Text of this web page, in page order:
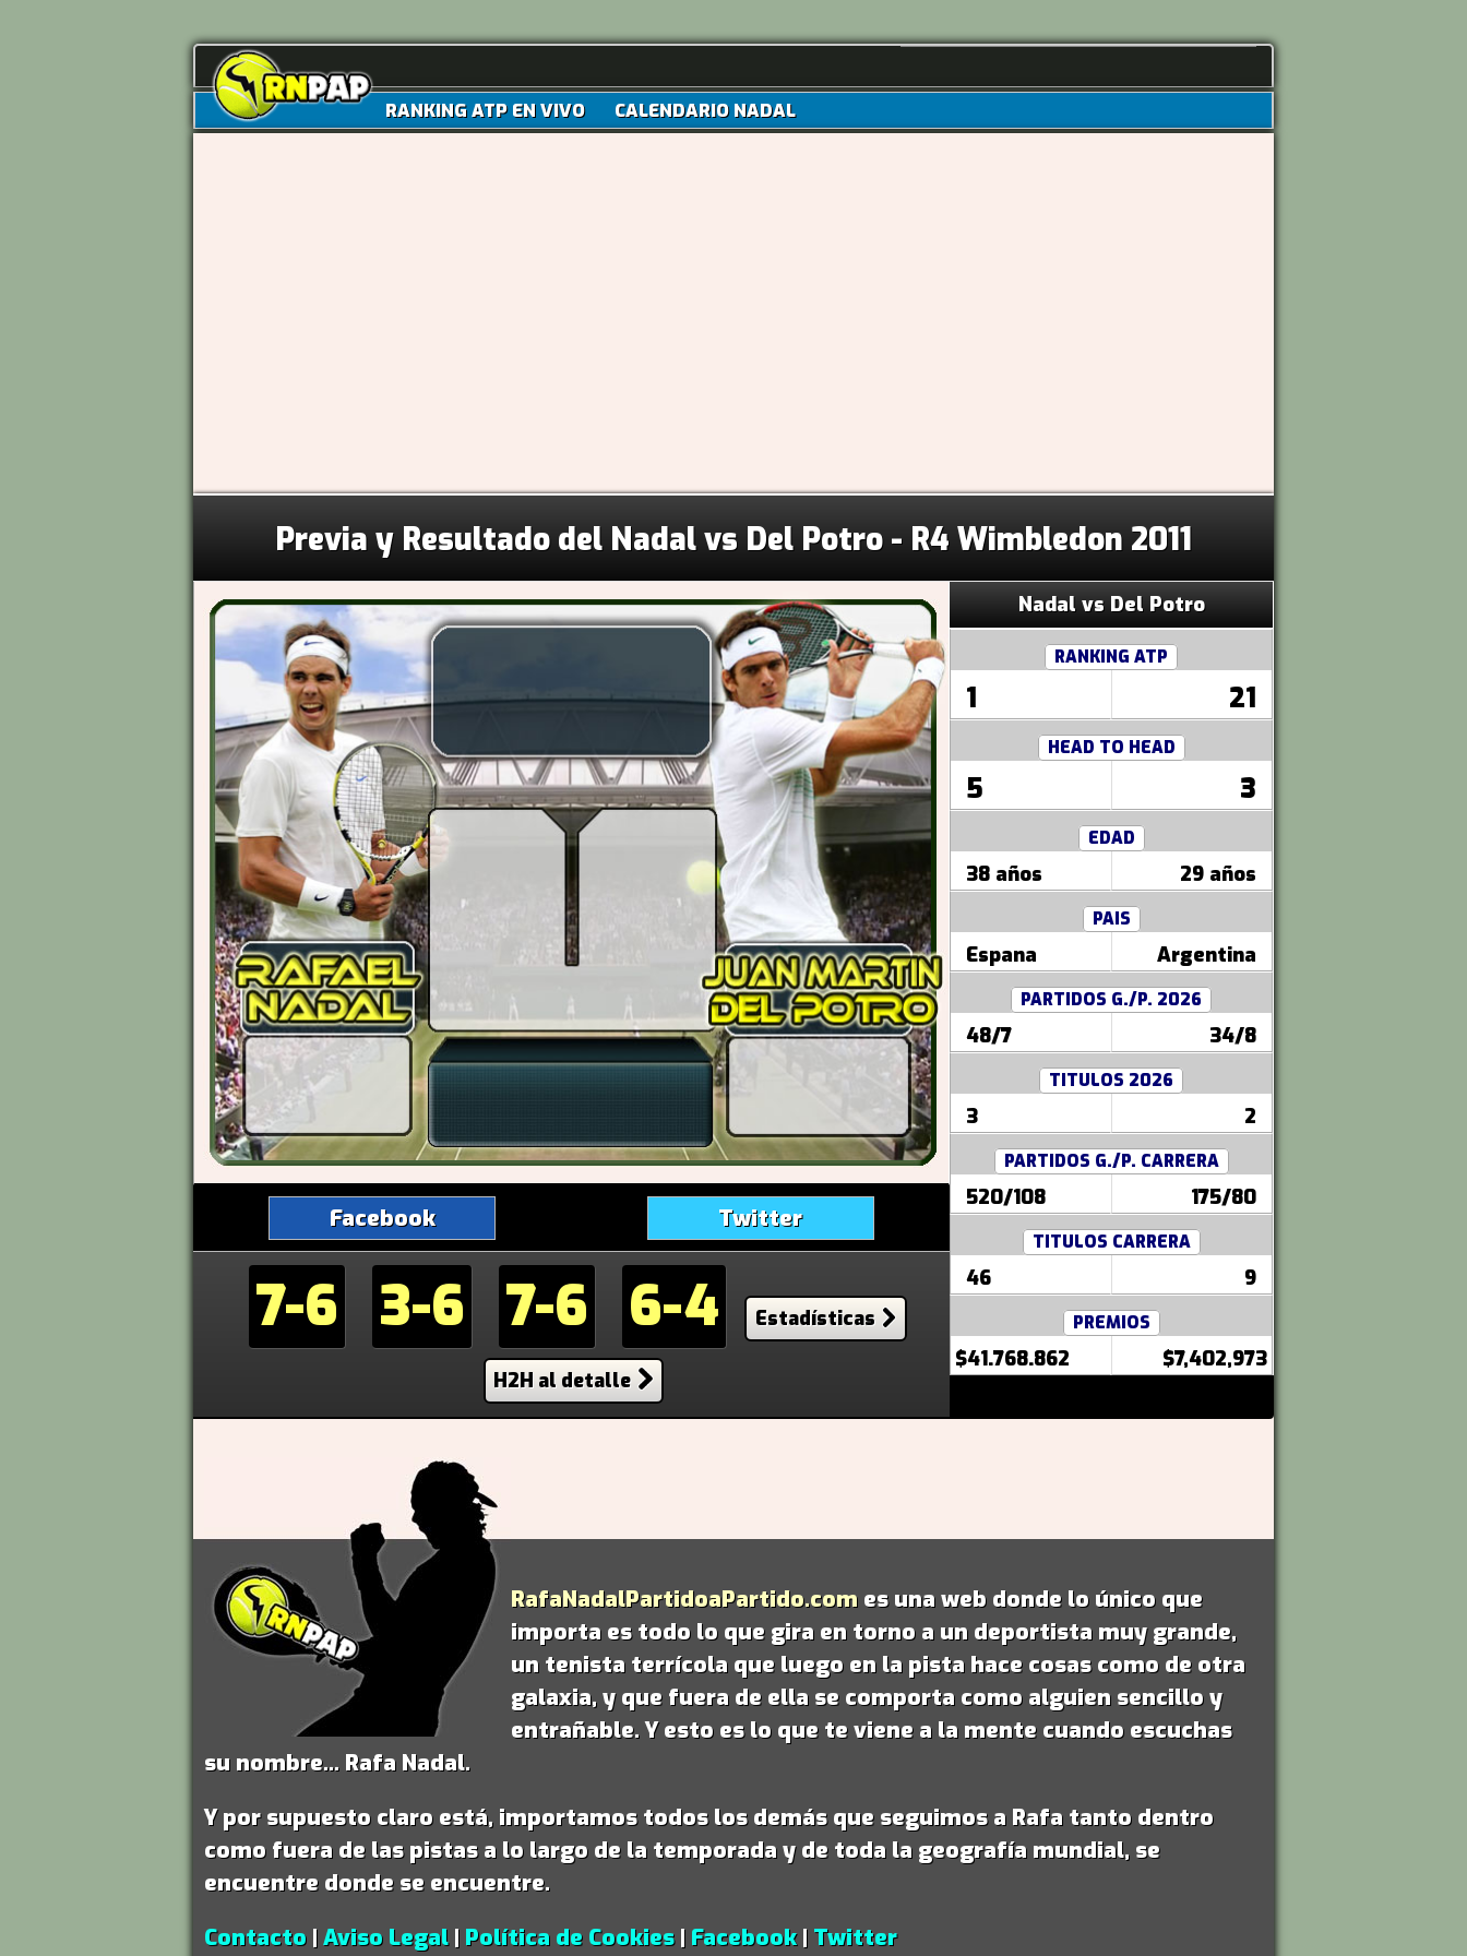
RANKING ATP EN VIVO CALENDARIO NADAL
Previa y Resultado del Nadal vs Del Potro - R4 Wimbledon 2011
Nadal vs Del Potro
RANKING ATP
1 21
HEAD TO HEAD
5 3
EDAD
38 años 29 años
PAIS
Espana Argentina
PARTIDOS G./P. 2026
48/7 34/8
TITULOS 2026
3 2
PARTIDOS G./P. CARRERA
520/108 175/80
TITULOS CARRERA
46 9
PREMIOS
$41.768.862 $7,402,973
Facebook Twitter
7-6 3-6 7-6 6-4 Estadísticas
H2H al detalle
RafaNadalPartidoaPartido.com es una web donde lo único que
importa es todo lo que gira en torno a un deportista muy grande,
un tenista terrícola que luego en la pista hace cosas como de otra
galaxia, y que fuera de ella se comporta como alguien sencillo y
entrañable. Y esto es lo que te viene a la mente cuando escuchas
su nombre... Rafa Nadal.
Y por supuesto claro está, importamos todos los demás que seguimos a Rafa tanto dentro
como fuera de las pistas a lo largo de la temporada y de toda la geografía mundial, se
encuentre donde se encuentre.
Contacto |Aviso Legal| Política de Cookies| Facebook| Twitter